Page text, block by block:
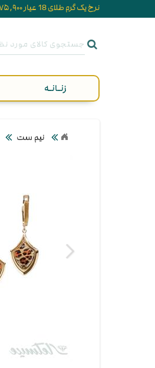
نرخ یک گرم طلای 18 عیار ۱۸,۶۷۵,۹۰۰ تومان
زنـانـه
نیم ست